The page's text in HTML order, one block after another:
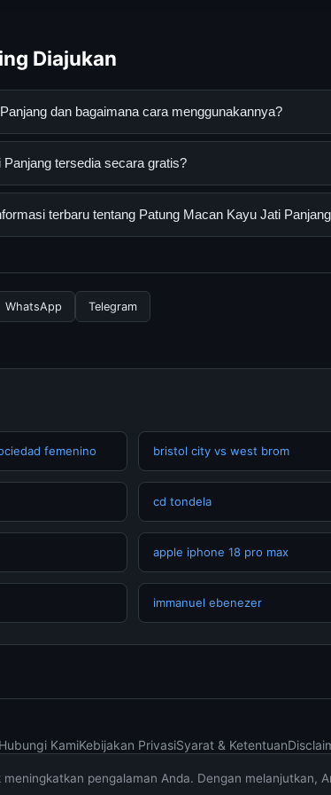
Diajukan
dan bagaimana cara menggunakannya?
adalah layanan digital yang dirancang untuk
tersedia.
tersedia secara gratis?
dapat diakses secara gratis oleh semua
terbaru tentang Patung Macan Kayu Jati
WhatsApp Telegram
femenino bristol city vs west brom
cd tondela
apple iphone 18 pro max
immanuel ebenezer
Hubungi KamiKebijakan PrivasiSyarat & Ketentuan
© 2026 muktibox.com. All rights reserved.
pengalaman Anda. Dengan melanjutkan,